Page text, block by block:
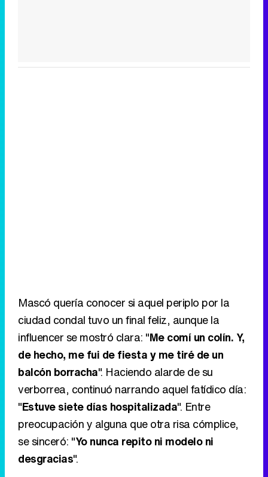
Mascó quería conocer si aquel periplo por la
ciudad condal tuvo un final feliz, aunque la
influencer se mostró clara: "Me comí un colín. Y,
de hecho, me fui de fiesta y me tiré de un
balcón borracha". Haciendo alarde de su
verborrea, continuó narrando aquel fatídico día:
"Estuve siete días hospitalizada". Entre
preocupación y alguna que otra risa cómplice,
se sinceró: "Yo nunca repito ni modelo ni
desgracias".